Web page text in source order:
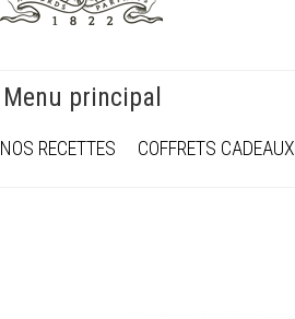
Menu principal
NOS RECETTES COFFRETS CADEAUX